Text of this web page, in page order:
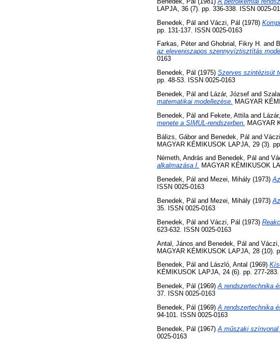
LAPJA, 36 (7). pp. 336-338. ISSN 0025-
Benedek, Pál and Váczi, Pál (1978)
pp. 131-137. ISSN 0025-0163
Farkas, Péterand Ghobrial, Fikry H. and
az eleveniszapos szennyvíztisztítás
0163
Benedek, Pál (1975) Szerves szintézisút
pp. 48-53. ISSN 0025-0163
Benedek, Pál and Lázár, József and
matematikai modellezése.
MAGYAR
Benedek, Pál and Fekete, Attila and
menete a SIMUL-rendszerben.
MAGYAR
Bálizs, Gáborand Benedek, Pál and
MAGYAR KÉMIKUSOK LAPJA, 29 (3).
Németh, András and Benedek, Pál and
alkalmazása I. MAGYAR KÉMIKUSOK
Benedek, Pál and Mezei, Mihály (1973)
ISSN 0025-0163
Benedek, Pál and Mezei, Mihály (1973)
35. ISSN 0025-0163
Benedek, Pál and Váczi, Pál (1973)
623-632. ISSN 0025-0163
Antal, János and Benedek, Pál and
MAGYAR KÉMIKUSOK LAPJA, 28 (10).
Benedek, Pál and László, Antal (1969)
KÉMIKUSOK LAPJA, 24 (6). pp. 277-
Benedek, Pál (1969)A rendszertechnika
37. ISSN 0025-0163
Benedek, Pál (1969) A rendszertechnika
94-101. ISSN 0025-0163
Benedek, Pál (1967) A műszaki színvonal
0025-0163